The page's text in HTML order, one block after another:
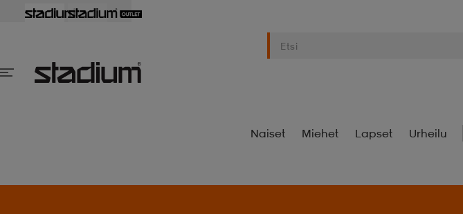
Naiset Miehet Lapset Urheilu